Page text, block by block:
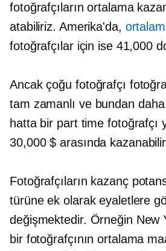
fotoğrafçıların ortalama
atabiliriz. Amerika'da,
fotoğrafçılar için ise 41,000
Ancak çoğu fotoğrafçı
tam zamanlı ve bundan daha
hatta bir part time fotoğrafçı
30,000 $ arasında
Fotoğrafçıların kazanç
türüne ek olarak eyaletlere
değişmektedir. Örneğin New
bir fotoğrafçının ortalama